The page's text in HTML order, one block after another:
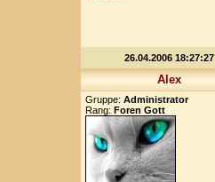
26.04.2006 18:27:27
Alex
Gruppe: Administrator
Rang: Foren Gott